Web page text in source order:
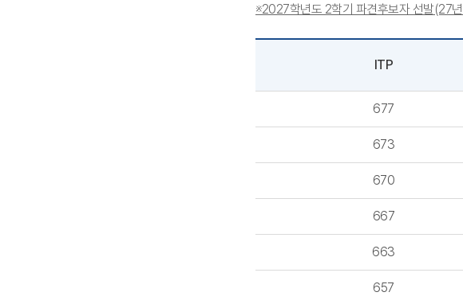
※2027학년도 2학기 파견후보자 선발(27
ITP
677
673
670
667
663
657